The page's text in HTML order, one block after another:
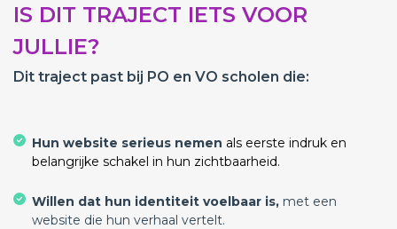
IS DIT TRAJECT IETS VOOR
JULLIE?
Dit traject past bij PO en VO scholen die:
Hun website serieus nemen als eerste indruk en
belangrijke schakel in hun zichtbaarheid.
Willen dat hun identiteit voelbaar is, met een
website die hun verhaal vertelt.